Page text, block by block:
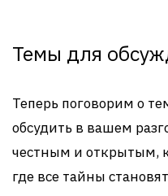
Темы для
Теперь поговорим о
обсудить в вашем
честным и открытым,
где все тайны